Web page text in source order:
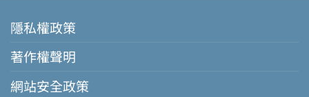
隱私權政策
著作權聲明
網站安全政策